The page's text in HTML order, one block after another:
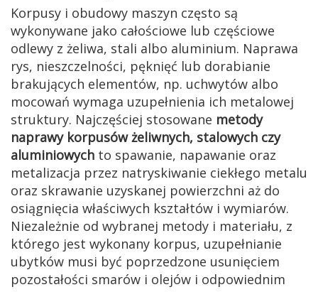
Korpusy i obudowy maszyn często są
wykonywane jako całościowe lub częściowe
odlewy z żeliwa, stali albo aluminium. Naprawa
rys, nieszczelności, pęknięć lub dorabianie
brakujących elementów, np. uchwytów albo
mocowań wymaga uzupełnienia ich metalowej
struktury. Najczęściej stosowane metody
naprawy korpusów żeliwnych, stalowych czy
aluminiowych to spawanie, napawanie oraz
metalizacja przez natryskiwanie ciekłego metalu
oraz skrawanie uzyskanej powierzchni aż do
osiągnięcia właściwych kształtów i wymiarów.
Niezależnie od wybranej metody i materiału, z
którego jest wykonany korpus, uzupełnianie
ubytków musi być poprzedzone usunięciem
pozostałości smarów i olejów i odpowiednim